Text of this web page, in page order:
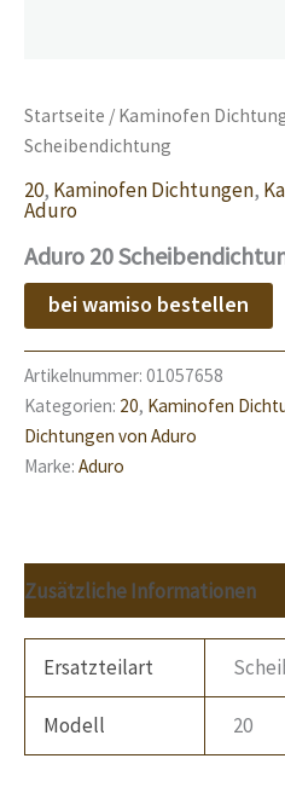
Startseite / Kaminofen
Scheibendichtung
20, Kaminofen Dichtungen,
Aduro
Aduro 20
bei wamiso bestellen
Artikelnummer: 01057658
Kategorien: 20, Kaminofen
Dichtungen von Aduro
Marke: Aduro
Zusätzliche Informationen
Ersatzteilart
Modell 20